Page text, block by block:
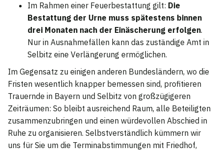
Im Rahmen einer Feuerbestattung gilt: Die
Bestattung der Urne muss spätestens binnen
drei Monaten nach der Einäscherung erfolgen.
Nur in Ausnahmefällen kann das zuständige Amt in
Selbitz eine Verlängerung ermöglichen.
Im Gegensatz zu einigen anderen Bundesländern, wo die
Fristen wesentlich knapper bemessen sind, profitieren
Trauernde in Bayern und Selbitz von großzügigeren
Zeiträumen: So bleibt ausreichend Raum, alle Beteiligten
zusammenzubringen und einen würdevollen Abschied in
Ruhe zu organisieren. Selbstverständlich kümmern wir
uns für Sie um die Terminabstimmungen mit Friedhof,